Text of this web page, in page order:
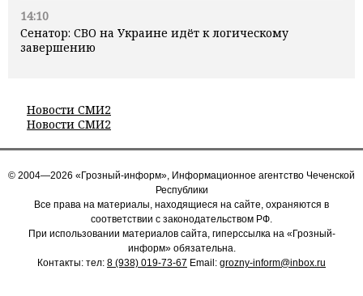
14:10
Сенатор: СВО на Украине идёт к логическому
завершению
Новости СМИ2
Новости СМИ2
© 2004—2026 «Грозный-информ», Информационное агентство Чеченской
Республики
Все права на материалы, находящиеся на сайте, охраняются в
соответствии с законодательством РФ.
При использовании материалов сайта, гиперссылка на «Грозный-
информ» обязательна.
Контакты: тел: 8 (938) 019-73-67 Email: grozny-inform@inbox.ru